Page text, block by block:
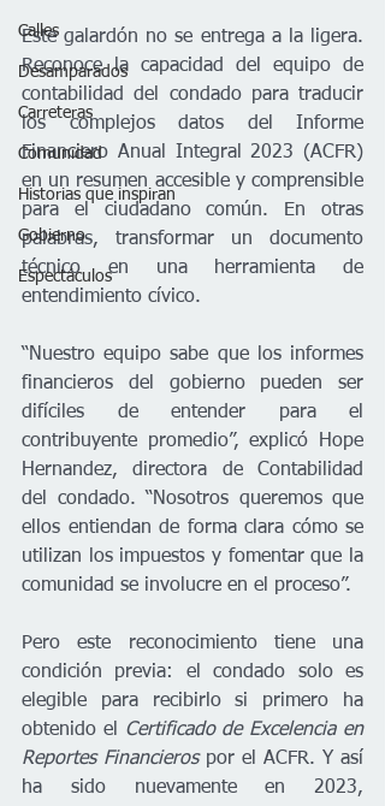
Calles
Desamparados
Carreteras
Comunidad
Historias que inspiran
Gobierno
Espectáculos
Este galardón no se entrega a la ligera.
Reconoce la capacidad del equipo de
contabilidad del condado para traducir
los complejos datos del Informe
Financiero Anual Integral 2023 (ACFR)
en un resumen accesible y comprensible
para el ciudadano común. En otras
palabras, transformar un documento
técnico en una herramienta de
entendimiento cívico.
“Nuestro equipo sabe que los informes
financieros del gobierno pueden ser
difíciles de entender para el
contribuyente promedio”, explicó Hope
Hernandez, directora de Contabilidad
del condado. “Nosotros queremos que
ellos entiendan de forma clara cómo se
utilizan los impuestos y fomentar que la
comunidad se involucre en el proceso”.
Pero este reconocimiento tiene una
condición previa: el condado solo es
elegible para recibirlo si primero ha
obtenido el Certificado de Excelencia en
Reportes Financieros por el ACFR. Y así
ha sido nuevamente en 2023,